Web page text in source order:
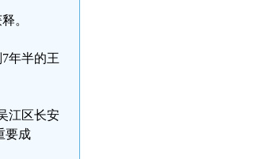
。
年半的王
江区长安
要成